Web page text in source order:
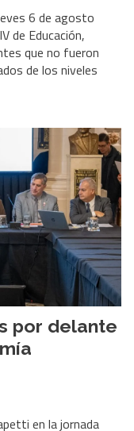
6 de agosto
de Educación,
que no fueron
de los niveles
por delante
en la jornada